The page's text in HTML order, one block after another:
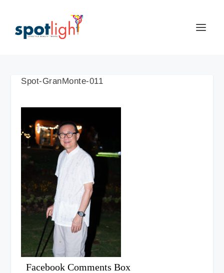
Spot-GranMonte-011
Facebook Comments Box